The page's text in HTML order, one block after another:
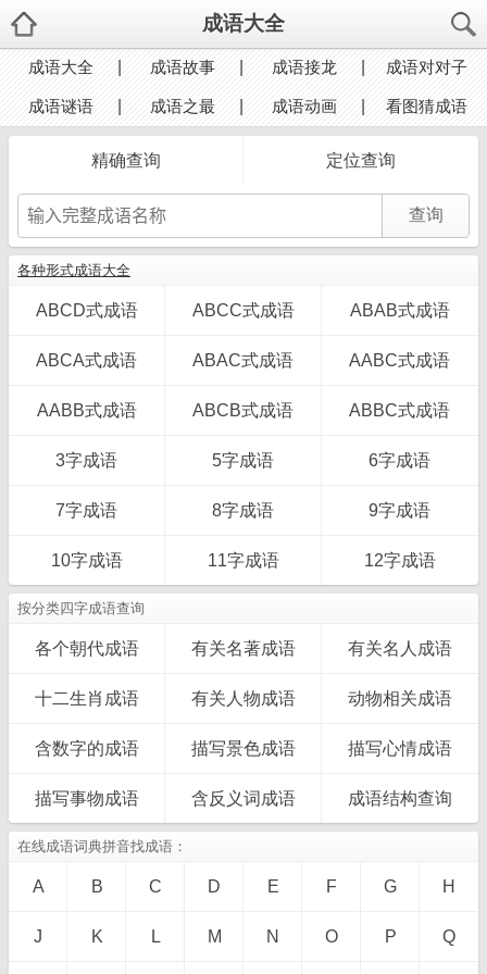
成语大全
成语大全 成语故事 成语接龙 成语对对子
成语谜语 成语之最 成语动画 看图猜成语
精确查询 定位查询
各种形式成语大全
ABCD式成语 ABCC式成语 ABAB式成语
ABCA式成语 ABAC式成语 AABC式成语
AABB式成语 ABCB式成语 ABBC式成语
3字成语 5字成语 6字成语
7字成语 8字成语 9字成语
10字成语 11字成语 12字成语
按分类四字成语查询
各个朝代成语 有关名著成语 有关名人成语
十二生肖成语 有关人物成语 动物相关成语
含数字的成语 描写景色成语 描写心情成语
描写事物成语 含反义词成语 成语结构查询
在线成语词典拼音找成语：
A B C D E F G H
J K L M N O P Q